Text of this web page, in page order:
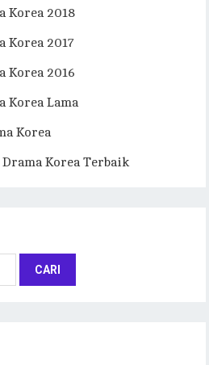
Korea 2018
Korea 2017
Korea 2016
Korea Lama
Korea
Korea Terbaik